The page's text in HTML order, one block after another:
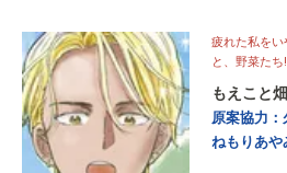
疲れた私を
と、野菜たち!
もえこと
原案協力：
ねもりあや